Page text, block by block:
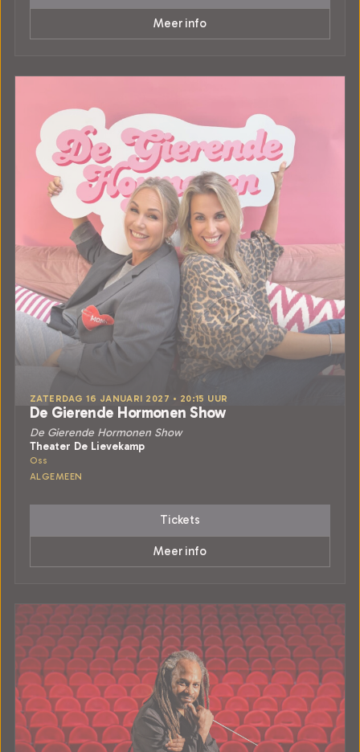
Meer info
ZATERDAG 16 JANUARI 2027 • 20:15 UUR
De Gierende Hormonen Show
De Gierende Hormonen Show
Theater De Lievekamp
Oss
ALGEMEEN
Tickets
Meer info